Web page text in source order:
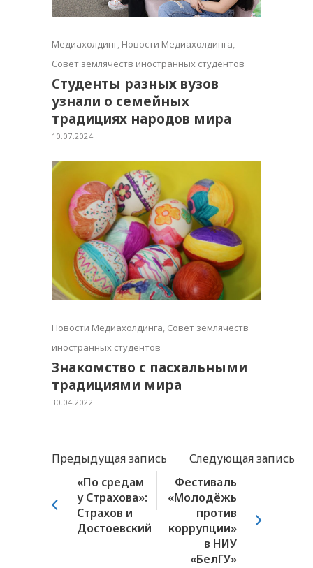
Медиахолдинг, Новости Медиахолдинга,
Совет землячеств иностранных студентов
Студенты разных вузов
узнали о семейных
традициях народов мира
10.07.2024
Новости Медиахолдинга, Совет землячеств
иностранных студентов
Знакомство с пасхальными
традициями мира
30.04.2022
Предыдущая запись
Следующая запись
«По средам
у Страхова»:
Страхов и
Достоевский
Фестиваль
«Молодёжь
против
коррупции»
в НИУ
«БелГУ»